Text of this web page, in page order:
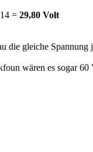
= 29,80 Volt
die gleiche Spannung
wären es sogar 60